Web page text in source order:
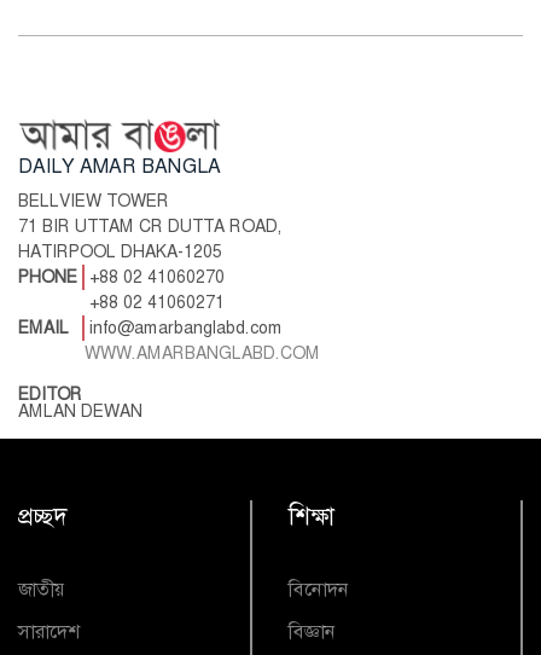
DAILY AMAR BANGLA
BELLVIEW TOWER
71 BIR UTTAM CR DUTTA ROAD,
HATIRPOOL DHAKA-1205
PHONE
+88 02 41060270
+88 02 41060271
EMAIL
info@amarbanglabd.com
WWW.AMARBANGLABD.COM
EDITOR
AMLAN DEWAN
প্রচ্ছদ
জাতীয়
সারাদেশ
শিক্ষা
বিনোদন
বিজ্ঞান